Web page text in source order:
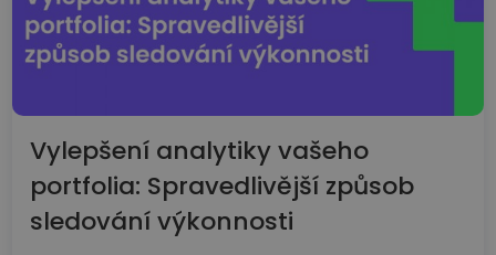
Vylepšení analytiky vašeho
portfolia: Spravedlivější způsob
sledování výkonnosti